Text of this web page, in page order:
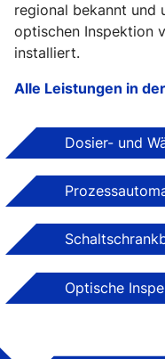
regional bekannt und
optischen Inspektion
installiert.
Alle Leistungen in
Dosier- und
Optische